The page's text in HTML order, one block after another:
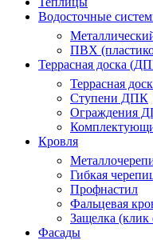
Водосточные
ПВХ
Террасная доска
Террасная
Ступени ДПК
Ограждения
Кровля
Гибкая
Профнастил
Фальцевая
Защелка (клик
Фасады